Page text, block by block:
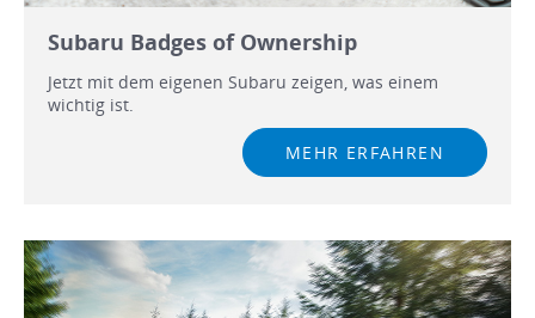
Subaru Badges of Ownership
Jetzt mit dem eigenen Subaru zeigen, was einem
wichtig ist.
MEHR ERFAHREN